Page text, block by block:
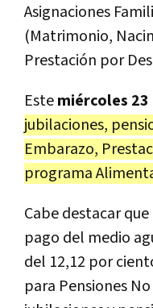
Asignaciones
(Matrimonio,
Prestación por
Estemiércoles 23
jubilaciones,
Embarazo,
programa
Cabe destacar
pago del medio
del 12,12 por
para Pensiones